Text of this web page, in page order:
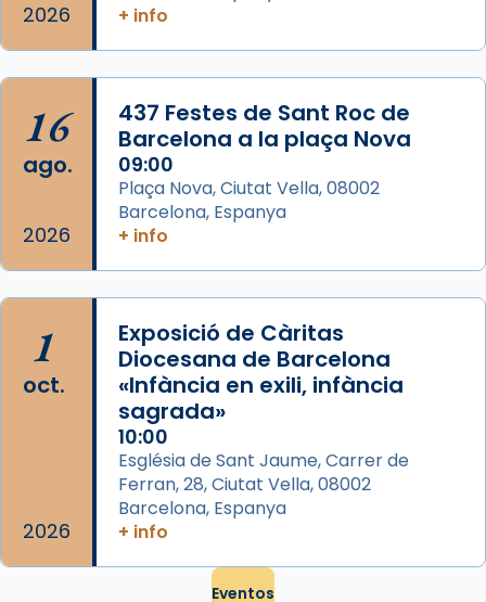
...
2026
+ info
16
ago.
2026
437 Festes de Sant Roc de
Barcelona a la plaça Nova
09:00
Plaça Nova, Ciutat Vella, 08002
Barcelona, Espanya
+ info
1
oct.
2026
Exposició de Càritas
Diocesana de Barcelona
«Infància en exili, infància
sagrada»
10:00
Església de Sant Jaume, Carrer de
Ferran, 28, Ciutat Vella, 08002
Barcelona, Espanya
+ info
Eventos